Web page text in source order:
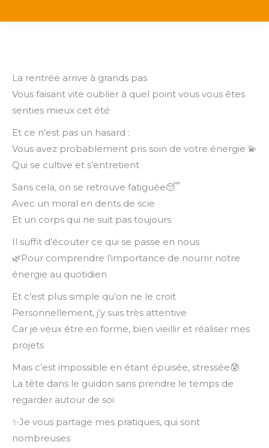
La rentrée arrive à grands pas
Vous faisant vite oublier à quel point vous vous êtes
senties mieux cet été
Et ce n’est pas un hasard :
Vous avez probablement pris soin de votre énergie 💫
Qui se cultive et s’entretient
Sans cela, on se retrouve fatiguée😴
Avec un moral en dents de scie
Et un corps qui ne suit pas toujours
Il suffit d’écouter ce qui se passe en nous
🌿Pour comprendre l’importance de nourrir notre
énergie au quotidien
Et c’est plus simple qu’on ne le croit
Personnellement, j’y suis très attentive
Car je veux être en forme, bien vieillir et réaliser mes
projets
Mais c’est impossible en étant épuisée, stressée😰
La tête dans le guidon sans prendre le temps de
regarder autour de soi
✨Je vous partage mes pratiques, qui sont
nombreuses